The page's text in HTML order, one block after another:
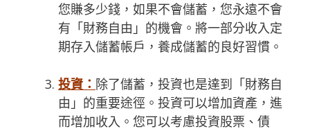
您賺多少錢，如果不會儲蓄，您永遠不會
有 「財務自由 」 的機會。將一部分收入定
期存入儲蓄帳戶，養成儲蓄的良好習慣。
投資： 除了儲蓄，投資也是達到
「財務自
由 」 的重要途徑。投資可以增加資產，進
而增加收入。您可以考慮投資股票、債